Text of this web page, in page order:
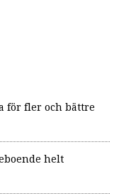
för fler och bättre
helt